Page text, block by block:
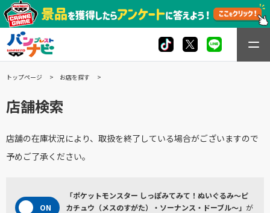
トップページ お店を探す
店舗検索
店舗の在庫状況により、取扱を終了している場合がございますので
予めご了承ください。
「ポケットモンスター しっぽみてみて！ぬいぐるみ～ピ
カチュウ（メスのすがた）・ソーナンス・ドーブル～」 が